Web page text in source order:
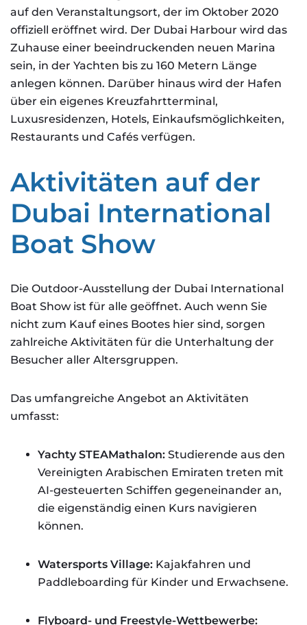
auf den Veranstaltungsort, der im Oktober 2020
offiziell eröffnet wird. Der Dubai Harbour wird das
Zuhause einer beeindruckenden neuen Marina
sein, in der Yachten bis zu 160 Metern Länge
anlegen können. Darüber hinaus wird der Hafen
über ein eigenes Kreuzfahrtterminal,
Luxusresidenzen, Hotels, Einkaufsmöglichkeiten,
Restaurants und Cafés verfügen.
Aktivitäten auf der
Dubai International
Boat Show
Die Outdoor-Ausstellung der Dubai International
Boat Show ist für alle geöffnet. Auch wenn Sie
nicht zum Kauf eines Bootes hier sind, sorgen
zahlreiche Aktivitäten für die Unterhaltung der
Besucher aller Altersgruppen.
Das umfangreiche Angebot an Aktivitäten
umfasst:
Yachty STEAMathalon: Studierende aus den
Vereinigten Arabischen Emiraten treten mit
AI-gesteuerten Schiffen gegeneinander an,
die eigenständig einen Kurs navigieren
können.
Watersports Village: Kajakfahren und
Paddleboarding für Kinder und Erwachsene.
Flyboard- und Freestyle-Wettbewerbe: